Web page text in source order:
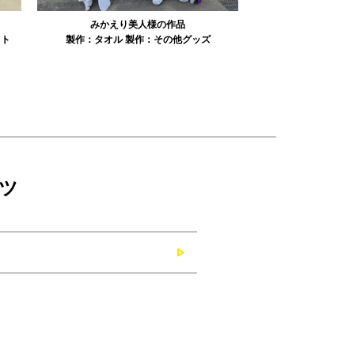
みかえり美人様の作品
製作： タオル製作： その他グッズ